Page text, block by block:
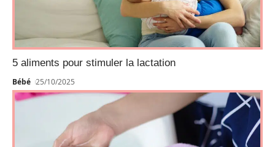
5 aliments pour stimuler la lactation
Bébé 25/10/2025